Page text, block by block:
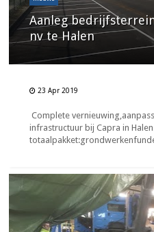
Aanleg
nv te Halen
23 Apr 2019
Complete
infrastructuur bij Capra in